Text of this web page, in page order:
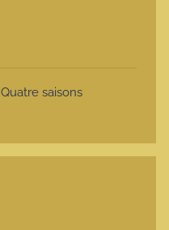
Quatre saisons